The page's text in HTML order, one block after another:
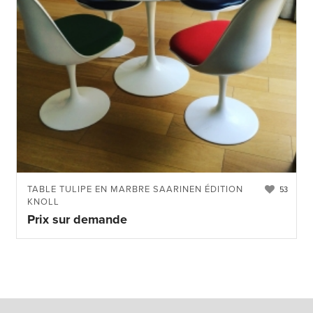
53
TABLE TULIPE EN MARBRE SAARINEN ÉDITION
KNOLL
Prix sur demande